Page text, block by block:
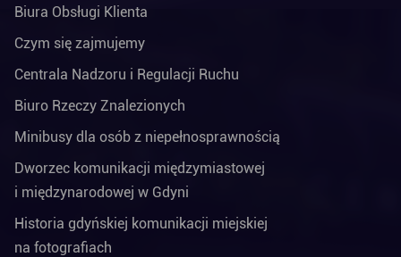
Biura Obsługi Klienta
Czym się zajmujemy
Centrala Nadzoru i Regulacji Ruchu
Biuro Rzeczy Znalezionych
Minibusy dla osób z niepełnosprawnością
Dworzec komunikacji międzymiastowej
i międzynarodowej w Gdyni
Historia gdyńskiej komunikacji miejskiej
na fotografiach